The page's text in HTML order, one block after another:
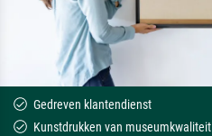
Gedreven klantendienst
Kunstdrukken van museumkwaliteit